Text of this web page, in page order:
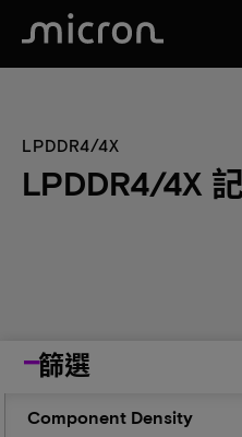
LPDDR4/4X
LPDDR4/4X
篩選
Density
Component Density